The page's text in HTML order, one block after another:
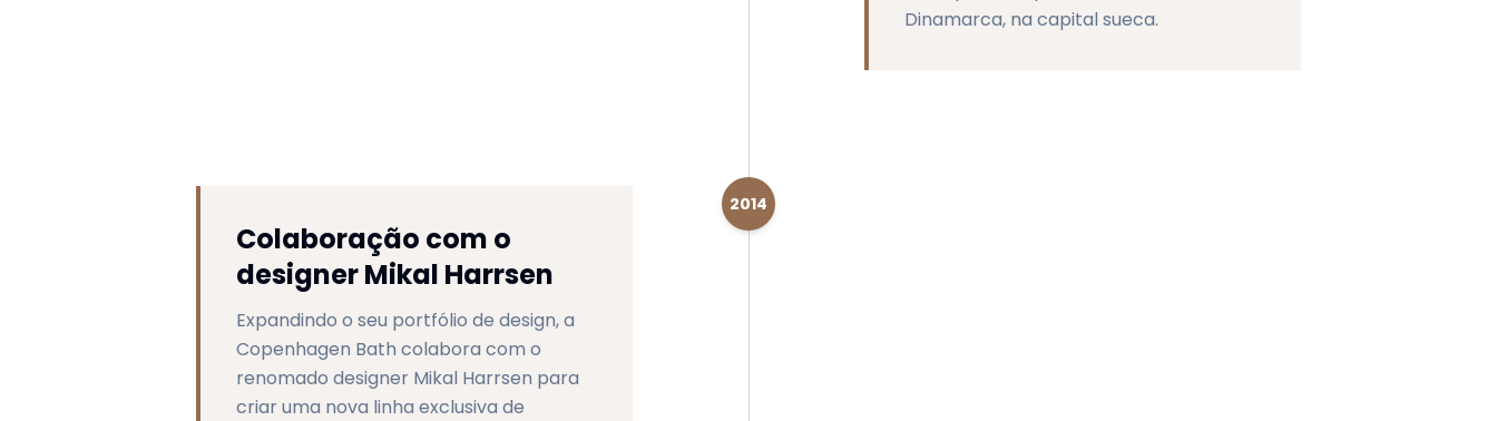
Dinamarca, na capital sueca.
2014
Colaboração com o
designer Mikal Harrsen
Expandindo o seu portfólio de design, a
Copenhagen Bath colabora com o
renomado designer Mikal Harrsen para
criar uma nova linha exclusiva de